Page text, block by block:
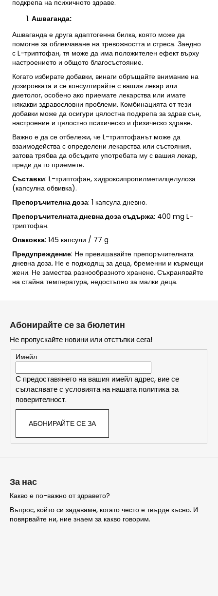
подкрепа на психичното здраве.
Ашваганда:
Ашваганда е друга адаптогенна билка, която може да
помогне за облекчаване на тревожността и стреса. Заедно
с L-триптофан, тя може да има положителен ефект върху
настроението и общото благосъстояние.
Когато избирате добавки, винаги обръщайте внимание на
дозировката и се консултирайте с вашия лекар или
диетолог, особено ако приемате лекарства или имате
някакви здравословни проблеми. Комбинацията от тези
добавки може да осигури цялостна подкрепа за здрав сън,
настроение и цялостно психическо и физическо здраве.
Важно е да се отбележи, че L-триптофанът може да
взаимодейства с определени лекарства или състояния,
затова трябва да обсъдите употребата му с вашия лекар,
преди да го приемете.
Съставки: L-триптофан, хидроксипропилметилцелулоза
(капсулна обвивка).
Препоръчителна доза: 1 капсула дневно.
Препоръчителната дневна доза съдържа: 400 mg L-
триптофан.
Опаковка: 145 капсули / 77 g
Предупреждение: Не превишавайте препоръчителната
дневна доза. Не е подходящ за деца, бременни и кърмещи
жени. Не замества разнообразното хранене. Съхранявайте
на стайна температура, недостъпно за малки деца.
Абонирайте се за бюлетин
Не пропускайте новини или отстъпки сега!
Имейл
С предоставянето на вашия имейл адрес, вие се
съгласявате с условията на нашата политика за
поверителност.
АБОНИРАЙТЕ СЕ ЗА
За нас
Какво е по-важно от здравето?
Въпрос, който си задаваме, когато често е твърде късно. И
повярвайте ни, ние знаем за какво говорим.